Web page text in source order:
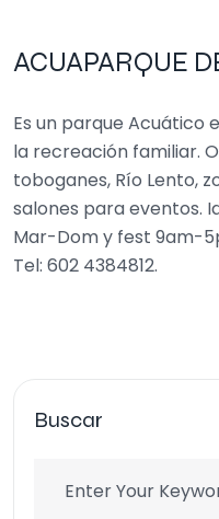
ACUAPARQUE
Es un parque Acuático
la recreación familiar.
toboganes, Río Lento,
salones para eventos.
Mar-Dom y fest 9am-
Tel: 602 4384812.
Buscar